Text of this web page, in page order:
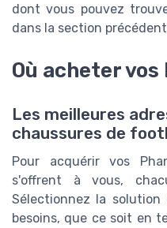
dont vous pouvez
dans la section
Où acheter vos
Les meilleures
chaussures de
Pour acquérir vos
s'offrent à vous,
Sélectionnez la
besoins, que ce soit en